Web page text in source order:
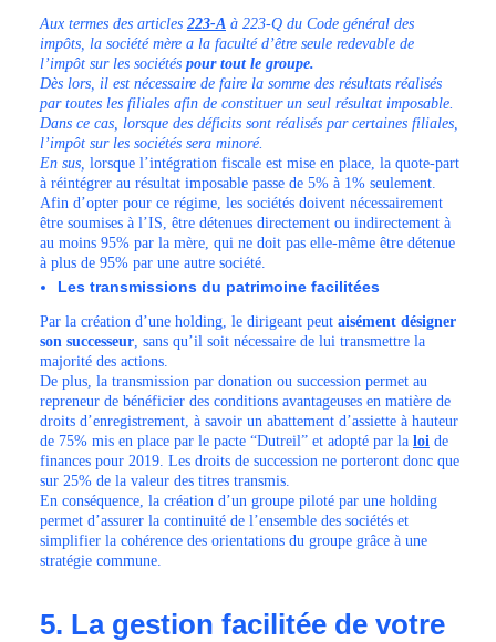
Aux termes des articles 223-A à 223-Q du Code général des
impôts, la société mère a la faculté d’être seule redevable de
l’impôt sur les sociétés pour tout le groupe.
Dès lors, il est nécessaire de faire la somme des résultats réalisés
par toutes les filiales afin de constituer un seul résultat imposable.
Dans ce cas, lorsque des déficits sont réalisés par certaines filiales,
l’impôt sur les sociétés sera minoré.
En sus, lorsque l’intégration fiscale est mise en place, la quote-part
à réintégrer au résultat imposable passe de 5% à 1% seulement.
Afin d’opter pour ce régime, les sociétés doivent nécessairement
être soumises à l’IS, être détenues directement ou indirectement à
au moins 95% par la mère, qui ne doit pas elle-même être détenue
à plus de 95% par une autre société.
Les transmissions du patrimoine facilitées
Par la création d’une holding, le dirigeant peut aisément désigner
son successeur , sans qu’il soit nécessaire de lui transmettre la
majorité des actions.
De plus, la transmission par donation ou succession permet au
repreneur de bénéficier des conditions avantageuses en matière de
droits d’enregistrement, à savoir un abattement d’assiette à hauteur
de 75% mis en place par le pacte “Dutreil” et adopté par la loi de
finances pour 2019. Les droits de succession ne porteront donc que
sur 25% de la valeur des titres transmis.
En conséquence, la création d’un groupe piloté par une holding
permet d’assurer la continuité de l’ensemble des sociétés et
simplifier la cohérence des orientations du groupe grâce à une
stratégie commune.
5. La gestion facilitée de votre